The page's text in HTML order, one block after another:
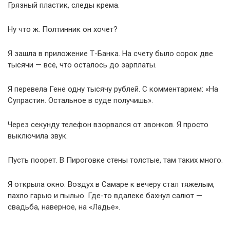
Грязный пластик, следы крема.
Ну что ж. Полтинник он хочет?
Я зашла в приложение Т-Банка. На счету было сорок две
тысячи — всё, что осталось до зарплаты.
Я перевела Гене одну тысячу рублей. С комментарием: «На
Супрастин. Остальное в суде получишь».
Через секунду телефон взорвался от звонков. Я просто
выключила звук.
Пусть поорет. В Пироговке стены толстые, там таких много.
Я открыла окно. Воздух в Самаре к вечеру стал тяжелым,
пахло гарью и пылью. Где-то вдалеке бахнул салют —
свадьба, наверное, на «Ладье».